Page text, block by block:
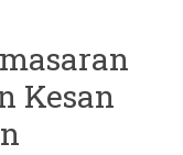
Kesan